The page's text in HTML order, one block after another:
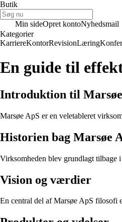
Butik
Min sideOpret kontoNyhedsmail
Kategorier
KarriereKontorRevisionLæring
En guide til
Introduktion til
Marsøe ApS er en veletableret
Historien bag Marsøe
Virksomheden blev grundlagt
Vision og værdier
En central del af Marsøe ApS filosofi